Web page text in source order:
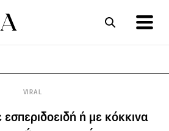
VIRAL
ή με κόκκινα